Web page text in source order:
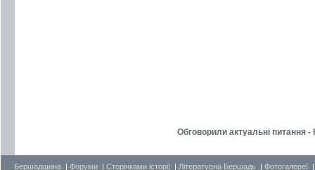
Обговорили актуальні питання
Бершадщина | Форуми | Сторінками історії | Літературна Бершадь | Фотогалереї